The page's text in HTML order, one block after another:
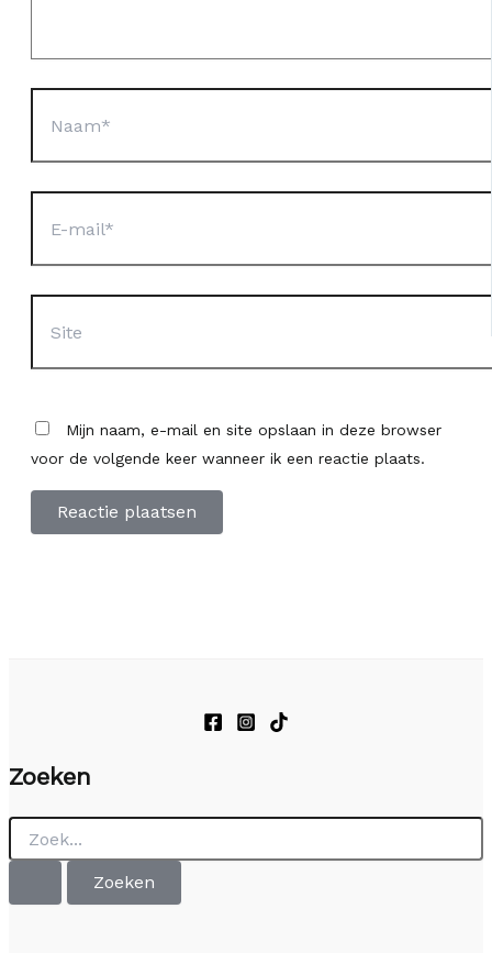
mail*
Mijn naam, e-mail en site opslaan in deze browser
voor de volgende keer wanneer ik een reactie plaats.
Zoeken
Zoek
naar: